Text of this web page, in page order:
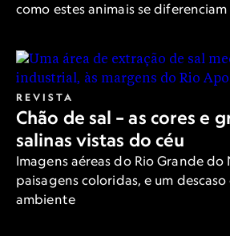
como estes animais se
REVISTA
Chão de sal – as cores e
salinas vistas do céu
Imagens aéreas do Rio Grande
paisagens coloridas, e um
ambiente